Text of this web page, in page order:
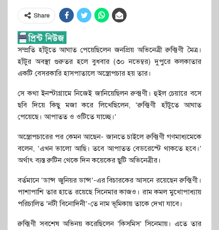
Share
সম্প্রতি হাঁটুতে আঘাত পেয়েছিলেন জনপ্রিয় অভিনেত্রী রুক্মিণী মৈত্র।
হাঁটুর অবস্থা গুরুতর হলে বুধবার (৩০ নভেম্বর) দুপুরে কলকাতার
একটি বেসরকারি হাসপাতালে অস্ত্রোপচার হয় তার।
সে কথা ইনস্টাগ্রামে নিজেই জানিয়েছিলন রুক্মণী। হুইল চেয়ারে বসে
ছবি দিয়ে কিছু মজা করে লিখেছিলেন, ‘রুক্মিণী হাঁটুতে আঘাত
পেয়েছে। আপাতত ও ওটিতে যাচ্ছে।’
অস্ত্রোপচারের পর কেমন আছেন- জানতে চাইলে রুক্মিণী গণমাধ্যমেকে
বলেন, ‘এখন ভালো আছি। তবে আপাতত বেডরেস্টে থাকতে হবে।’
অর্থাৎ ব্যস্ত রুটিন থেকে দিন কয়েকের ছুটি অভিনেত্রীর।
বর্তমানে ‘ডান্স জুনিয়র ডান্স’-এর বিচারকের আসনে রয়েছেন রুক্মিণী।
পাশাপাশি তার হাতে রয়েছে সিনেমার কাজও। রাম কমল মুখোপাধ্যায়
পরিচালিত ‘নটী বিনোদিনী’-তে নাম ভূমিকায় তাকে দেখা যাবে।
রুক্মিণী সবশেষ অভিনয় করেছিলেন ‘কিসমিস’ সিনেমায়। এতে তার